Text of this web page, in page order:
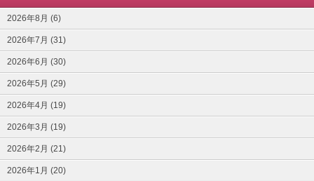
2026年8月 (6)
2026年7月 (31)
2026年6月 (30)
2026年5月 (29)
2026年4月 (19)
2026年3月 (19)
2026年2月 (21)
2026年1月 (20)